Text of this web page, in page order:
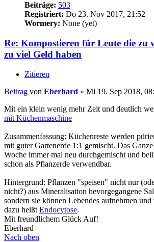
Beiträge: 503
Registriert: Do 23. Nov 2017, 21:52
Wormery: None (yet)
Re: Kompostieren für Leute die zu
zu viel Geld haben
Zitieren
Beitrag von Eberhard » Mi 19. Sep 2018,
Mit ein klein wenig mehr Zeit und deutlich
mit Küchenmaschine
Zusammenfassung: Küchenreste werden
mit guter Gartenerde 1:1 gemischt. Das
Woche immer mal neu durchgemischt und
schon als Pflanzerde verwendbar.
Hintergrund: Pflanzen "speisen" nicht nur
nicht?) aus Mineralisation hevorgegangene
sondern sie können Lebendes aufnehmen
dazu heißt Endocytose.
Mit freundlichem Glück Auf!
Eberhard
Nach oben